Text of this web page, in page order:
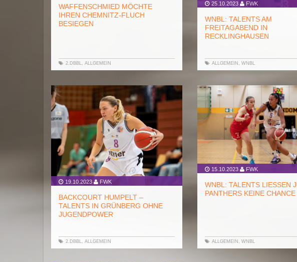
WAFFENSCHMIED MÖCHTE
IHREN CHEMNITZ-FLUCH
BESIEGEN
2.DBBL, ALLGEMEIN
25.10.2023 FWK
WNBL: TALENTS AM
FREITAGABEND IN
RECKLINGHAUSEN
ALLGEMEIN ,WNBL
19.10.2023 FWK
BACKCOURT HUMPELT –
TALENTS IN GRÜNBERG OHNE
JUGENDPOWER
2.DBBL, ALLGEMEIN
15.10.2023 FWK
WNBL: TALENTS LIESSEN
ANTHERS KEINE CHANCE
ALLGEMEIN ,WNBL